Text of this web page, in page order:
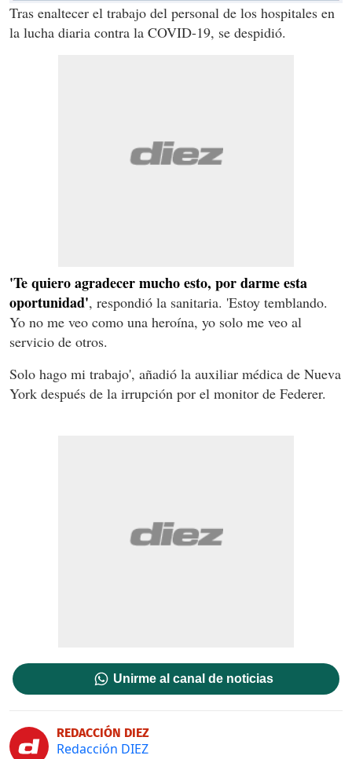
Tras enaltecer el trabajo del personal de los hospitales en
la lucha diaria contra la COVID-19, se despidió.
'Te quiero agradecer mucho esto, por darme esta
oportunidad', respondió la sanitaria. 'Estoy temblando.
Yo no me veo como una heroína, yo solo me veo al
servicio de otros.
Solo hago mi trabajo', añadió la auxiliar médica de Nueva
York después de la irrupción por el monitor de Federer.
Unirme al canal de noticias
REDACCIÓN DIEZ
Redacción DIEZ